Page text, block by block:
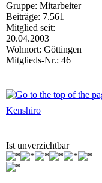
Gruppe: Mitarbeiter
Beiträge: 7.561
Mitglied seit:
20.04.2003
Wohnort: Göttingen
Mitglieds-Nr.: 46
Kenshiro
Ist unverzichtbar